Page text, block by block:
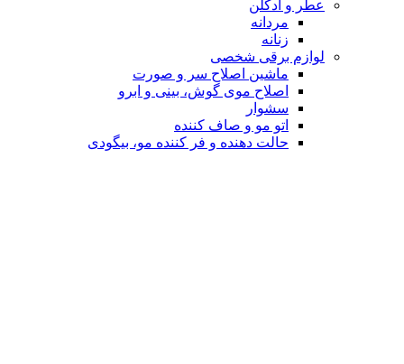
عطر و ادکلن
مردانه
زنانه
لوازم برقی شخصی
ماشین اصلاح سر و صورت
اصلاح موی گوش، بینی و ابرو
سشوار
اتو مو و صاف کننده
حالت دهنده و فر کننده مو، بیگودی